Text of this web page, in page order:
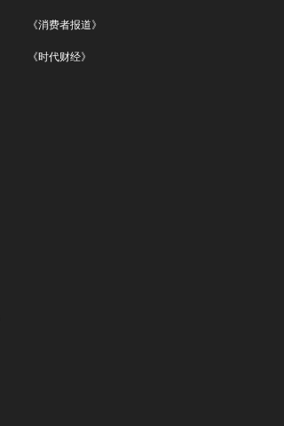
《消费者报道》
《时代财经》